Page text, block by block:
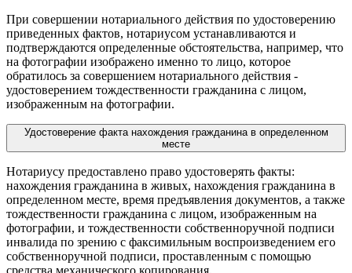
При совершении нотариального действия по удостоверению
приведенных фактов, нотариусом устанавливаются и
подтверждаются определенные обстоятельства, например, что
на фотографии изображено именно то лицо, которое
обратилось за совершением нотариального действия -
удостоверением тождественности гражданина с лицом,
изображенным на фотографии.
Удостоверение факта нахождения гражданина в определенном
месте
Нотариусу предоставлено право удостоверять факты:
нахождения гражданина в живых, нахождения гражданина в
определенном месте, время предъявления документов, а также
тождественности гражданина с лицом, изображенным на
фотографии, и тождественности собственноручной подписи
инвалида по зрению с факсимильным воспроизведением его
собственноручной подписи, проставленным с помощью
средства механического копирования.